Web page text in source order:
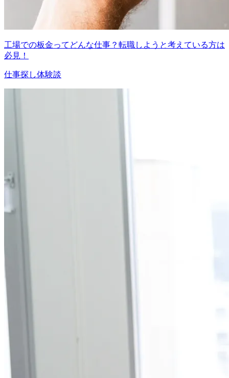
工場での板金ってどんな仕事？転職しようと考えている方は
必見！
仕事探し体験談